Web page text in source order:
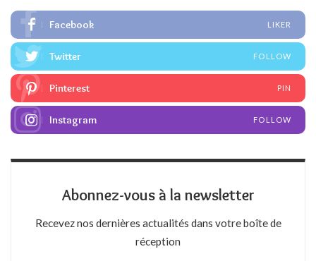
Facebook LIKER
Twitter FOLLOW
Pinterest PIN
Instagram FOLLOW
Abonnez-vous à la newsletter
Recevez nos dernières actualités dans votre boîte de
réception